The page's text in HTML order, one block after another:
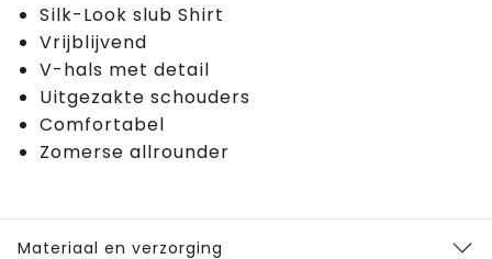
Silk-Look slub Shirt
Vrijblijvend
V-hals met detail
Uitgezakte schouders
Comfortabel
Zomerse allrounder
Materiaal en verzorging